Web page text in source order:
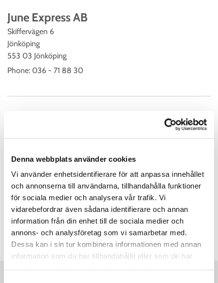
Denna webbplats använder cookies
Vi använder enhetsidentifierare för att anpassa innehållet
och annonserna till användarna, tillhandahålla funktioner
för sociala medier och analysera vår trafik. Vi
vidarebefordrar även sådana identifierare och annan
information från din enhet till de sociala medier och
annons- och analysföretag som vi samarbetar med.
Dessa kan i sin tur kombinera informationen med annan
information som du har tillhandahållit eller som de har
June Express AB
Skiffervägen 6
Jönköping
553 03 Jönköping
Phone: 036 - 71 88 30
Måndag
07:00 - 17:00
Torsdag
07:00 - 17:00
Fredag
07:00 - 17:00
Lördag
Söndag